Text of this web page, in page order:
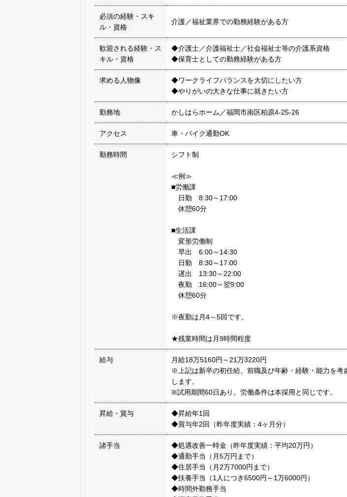
必須の経験・スキ
ル・資格
介護／福祉業界での勤務経験がある方
歓迎される経験・ス
キル・資格
◆介護士／介護福祉士／社会福祉士等の介護系資格
◆保育士としての勤務経験がある方
求める人物像
◆ワークライフバランスを大切にしたい方
◆やりがいの大きな仕事に就きたい方
勤務地 かしはらホーム／福岡市南区柏原4-25-26
アクセス 車・バイク通勤OK
勤務時間 シフト制
≪例≫
■労働課
日勤 8:30～17:00
休憩60分
■生活課
変形労働制
早出 6:00～14:30
日勤 8:30～17:00
遅出 13:30～22:00
夜勤 16:00～翌9:00
休憩60分
※夜勤は月4～5回です。
★残業時間は月9時間程度
給与
月給18万5160円～21万3220円
※上記は新卒の初任給。前職及び年齢・経験・能力を考
します。
※試用期間60日あり。労働条件は本採用と同じです。
昇給・賞与
◆昇給年1回
◆賞与年2回（昨年度実績：4ヶ月分）
諸手当
◆処遇改善一時金（昨年度実績：平均20万円）
◆通勤手当（月5万円まで）
◆住居手当（月2万7000円まで）
◆扶養手当（1人につき6500円～1万6000円）
◆時間外勤務手当